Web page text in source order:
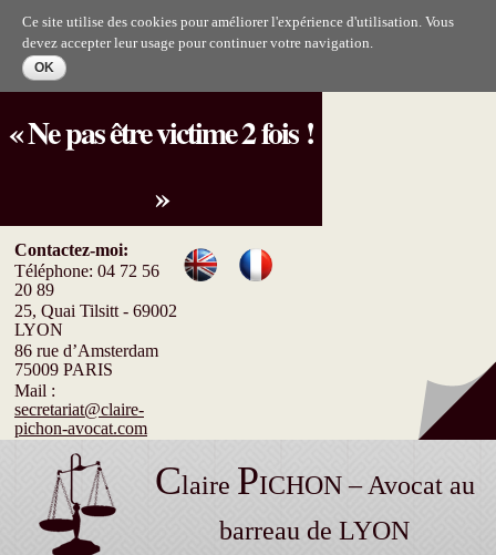
contenu
Ce site utilise des cookies pour améliorer l'expérience d'utilisation. Vous
devez accepter leur usage pour continuer votre navigation.
« Ne pas être victime 2 fois !
»
Contactez-moi:
Téléphone: 04 72 56
20 89
25, Quai Tilsitt - 69002
LYON
86 rue d’Amsterdam
75009 PARIS
Mail :
secretariat@claire-
pichon-avocat.com
Claire PICHON – Avocat au
barreau de LYON